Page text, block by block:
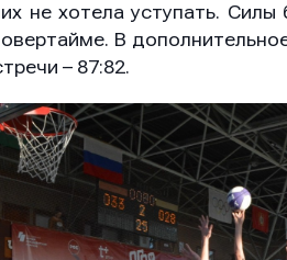
не хотела уступать.
В
– 87:82.